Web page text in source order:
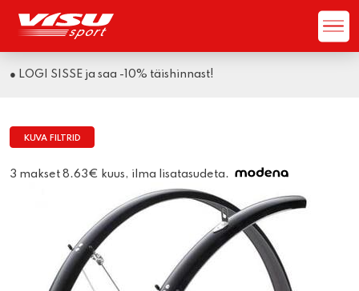
● LOGI SISSE ja saa -10% täishinnast!
KUVA FILTRID
3 makset 8.63€ kuus, ilma lisatasudeta.